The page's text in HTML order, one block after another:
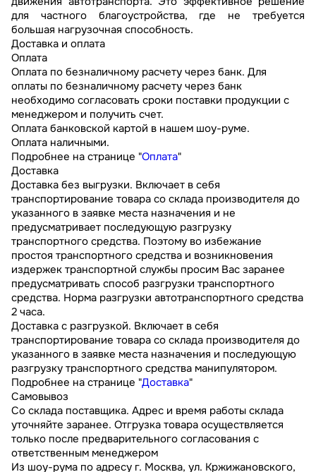
для частного благоустройства, где не требуется
большая нагрузочная способность.
Доставка и оплата
Оплата
Оплата по безналичному расчету через банк. Для
оплаты по безналичному расчету через банк
необходимо согласовать сроки поставки продукции с
менеджером и получить счет.
Оплата банковской картой в нашем шоу-руме.
Оплата наличными.
Подробнее на странице "Оплата"
Доставка
Доставка без выгрузки. Включает в себя
транспортирование товара со склада производителя до
указанного в заявке места назначения и не
предусматривает последующую разгрузку
транспортного средства. Поэтому во избежание
простоя транспортного средства и возникновения
издержек транспортной службы просим Вас заранее
предусматривать способ разгрузки транспортного
средства. Норма разгрузки автотранспортного средства
2 часа.
Доставка с разгрузкой. Включает в себя
транспортирование товара со склада производителя до
указанного в заявке места назначения и последующую
разгрузку транспортного средства манипулятором.
Подробнее на странице "Доставка"
Самовывоз
Со склада поставщика. Адрес и время работы склада
уточняйте заранее. Отгрузка товара осуществляется
только после предварительного согласования с
ответственным менеджером
Из шоу-рума по адресу г. Москва, ул. Кржижановского,